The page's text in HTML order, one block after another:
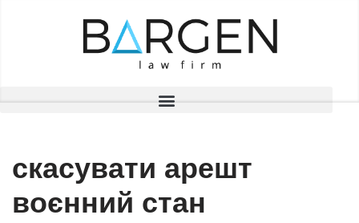
скасувати арешт
воєнний стан